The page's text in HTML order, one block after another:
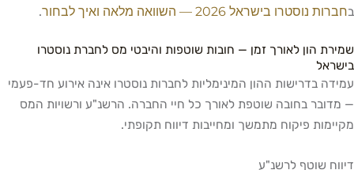
בחברות נוסטרו בישראל 2026 — השוואה מלאה ואיך לבחור .
שמירת הון לאורך זמן — חובות שוטפות והיבטי מס לחברת נוסטרו
בישראל
עמידה בדרישות ההון המינימליות לחברות נוסטרו אינה אירוע חד-פעמי
— מדובר בחובה שוטפת לאורך כל חיי החברה. הרשנ"ע ורשויות המס
מקיימות פיקוח מתמשך ומחייבות דיווח תקופתי.
דיווח שוטף לרשנ"ע